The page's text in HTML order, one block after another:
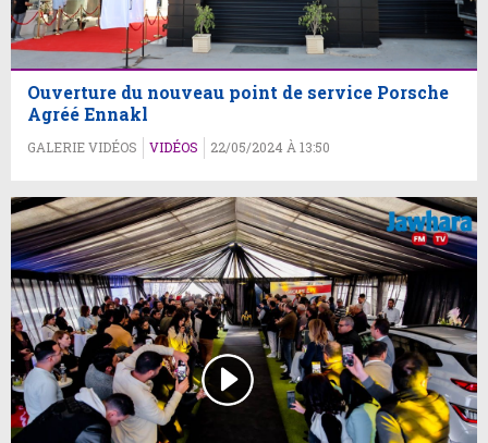
Ouverture du nouveau point de service Porsche
Agréé Ennakl
GALERIE VIDÉOS VIDÉOS 22/05/2024 À 13:50